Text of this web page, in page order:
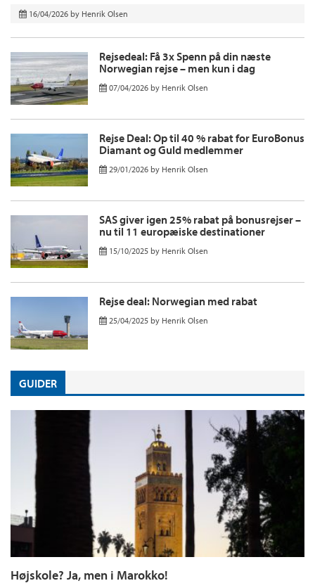
16/04/2026 by Henrik Olsen
Rejsedeal: Få 3x Spenn på din næste
Norwegian rejse – men kun i dag
07/04/2026 by Henrik Olsen
Rejse Deal: Op til 40 % rabat for EuroBonus
Diamant og Guld medlemmer
29/01/2026 by Henrik Olsen
SAS giver igen 25% rabat på bonusrejser –
nu til 11 europæiske destinationer
15/10/2025 by Henrik Olsen
Rejse deal: Norwegian med rabat
25/04/2025 by Henrik Olsen
GUIDER
Højskole? Ja, men i Marokko!